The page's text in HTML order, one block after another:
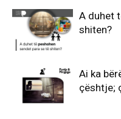
A duhet
shiten?
Ai ka
çështje;